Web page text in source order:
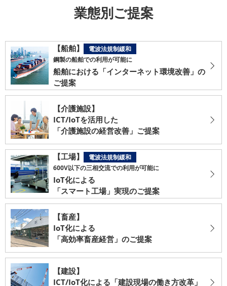
業態別ご提案
【船舶】
電波法規制緩和
鋼製の船舶での利用が可能に
船舶における 「インターネット環境改善」の
ご提案
【介護施設】
ICT/IoTを活用した
「介護施設の経営改善」ご提案
【工場】
電波法規制緩和
600V以下の三相交流での利用が可能に
IoT化による
「スマート工場」実現のご提案
【畜産】
IoT化による
「高効率畜産経営」のご提案
【建設】
ICT/IoT化による 「建設現場の働き方改革」